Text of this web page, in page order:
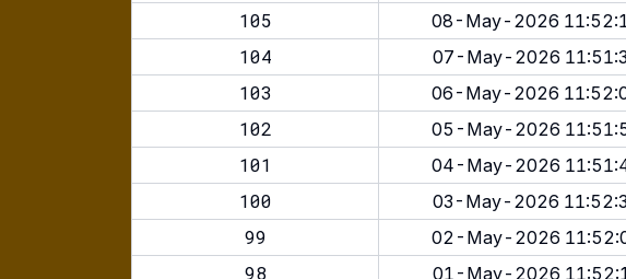
105
08-May-2026
104
07-May-2026
103
06-May-2026
102
05-May-2026
101
04-May-2026
100
03-May-2026
99
02-May-2026
98
01-May-2026